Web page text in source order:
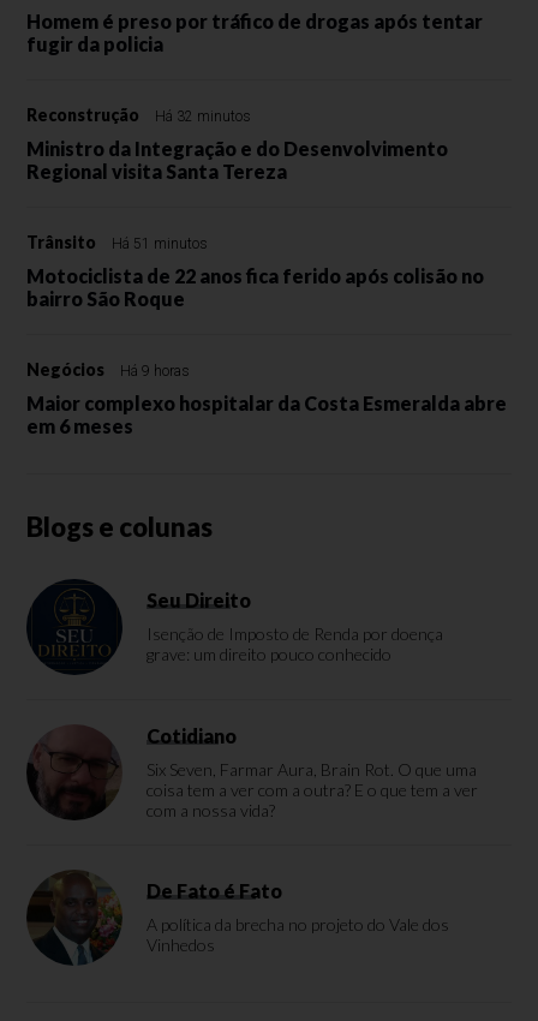
Homem é preso por tráfico de drogas após tentar
fugir da policia
Reconstrução Há 32 minutos
Ministro da Integração e do Desenvolvimento
Regional visita Santa Tereza
Trânsito Há 51 minutos
Motociclista de 22 anos fica ferido após colisão no
bairro São Roque
Negócios Há 9 horas
Maior complexo hospitalar da Costa Esmeralda abre
em 6 meses
Blogs e colunas
Seu Direito
Isenção de Imposto de Renda por doença
grave: um direito pouco conhecido
Cotidiano
Six Seven, Farmar Aura, Brain Rot. O que uma
coisa tem a ver com a outra? E o que tem a ver
com a nossa vida?
De Fato é Fato
A política da brecha no projeto do Vale dos
Vinhedos